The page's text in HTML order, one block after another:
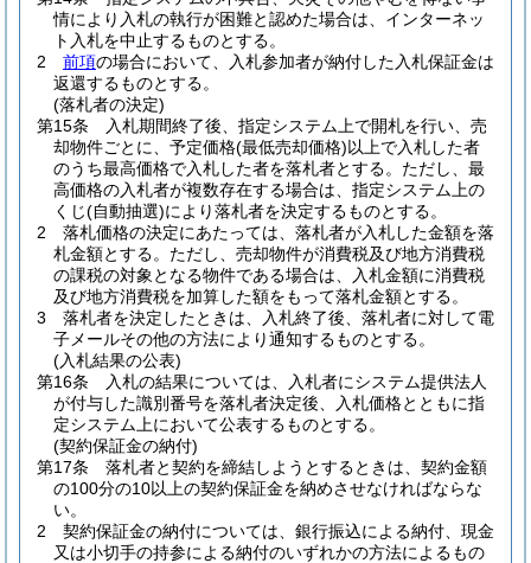
情により入札の執行が困難と認めた場合は、インターネッ
ト入札を中止するものとする。
2
前項の場合において、入札参加者が納付した入札保証金は
返還するものとする。
(落札者の決定)
第15条
入札期間終了後、指定システム上で開札を行い、売
却物件ごとに、予定価格(最低売却価格)以上で入札した者
のうち最高価格で入札した者を落札者とする。 ただし、最
高価格の入札者が複数存在する場合は、指定システム上の
くじ(自動抽選)により落札者を決定するものとする。
2
落札価格の決定にあたっては、落札者が入札した金額を落
札金額とする。 ただし、売却物件が消費税及び地方消費税
の課税の対象となる物件である場合は、入札金額に消費税
及び地方消費税を加算した額をもって落札金額とする。
3
落札者を決定したときは、入札終了後、落札者に対して電
子メールその他の方法により通知するものとする。
(入札結果の公表)
第16条
入札の結果については、入札者にシステム提供法人
が付与した識別番号を落札者決定後、入札価格とともに指
定システム上において公表するものとする。
(契約保証金の納付)
第17条
落札者と契約を締結しようとするときは、契約金額
の100分の10以上の契約保証金を納めさせなければならな
い。
2
契約保証金の納付については、銀行振込による納付、現金
又は小切手の持参による納付のいずれかの方法によるもの